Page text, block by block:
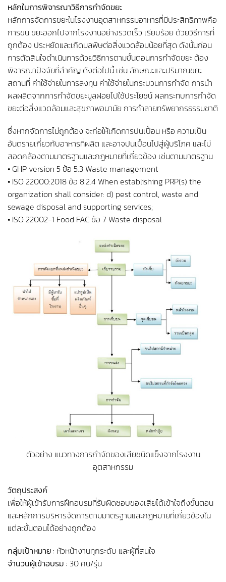
หลักในการพิจารณาวิธีการกำจัดขยะ
หลักการจัดการขยะในโรงงานอุตสาหกรรมอาหารที่มีประสิทธิภาพคือ
การขน ขยะออกไปจากโรงงานอย่างรวดเร็ว เรียบร้อย ด้วยวิธีการที่
ถูกต้อง ประหยัดและเกิดมลพิษต่อสิ่งแวดล้อมน้อยที่สุด ดังนั้นก่อน
การตัดสินใจดำเนินการด้วยวิธีการตามขั้นตอนการกำจัดขยะ ต้อง
พิจารณาปัจจัยที่สำคัญ ดังต่อไปนี้ เช่น ลักษณะและปริมาณขยะ
สถานที่ ค่าใช้จ่ายในการลงทุน ค่าใช้จ่ายในกระบวนการกำจัด การนำ
ผลผลิตจากการกำจัดขยะมูลฝอยไปใช้ประโยชน์ ผลกระทบการกำจัด
ขยะต่อสิ่งแวดล้อมและสุขภาพอนามัย การทำลายทรัพยากรธรรมชาติ
ซึ่งหากจัดการไม่ถูกต้อง จะก่อให้เกิดการปนเปื้อน หรือ ความเป็น
อันตรายเกี่ยวกับอาหารที่ผลิต และอาจปนเปื้อนไปสู่ผู้บริโภค และไม่
สอดคล้องตามมาตรฐานและกฎหมายที่เกี่ยวข้อง เช่นตามมาตรฐาน
• GHP version 5 ข้อ 5.3 Waste management
• ISO 22000:2018 ข้อ 8.2.4 When establishing PRP(s) the
organization shall consider: d) pest control, waste and
sewage disposal and supporting services;
• ISO 22002-1 Food FAC ข้อ 7 Waste disposal
ตัวอย่าง แนวทางการกำจัดของเสียชนิดแข็งจากโรงงาน
อุตสาหกรรม
วัตถุประสงค์
เพื่อให้ผู้เข้ารับการฝึกอบรมที่รับผิดชอบของเสียได้เข้าใจถึงขั้นตอน
และหลักการบริหารจัดการตามมาตรฐานและกฎหมายที่เกี่ยวข้องใน
แต่ละขั้นตอนได้อย่างถูกต้อง
กลุ่มเป้าหมาย : หัวหน้างานทุกระดับ และผู้ที่สนใจ
จำนวนผู้เข้าอบรม : 30 คน/รุ่น